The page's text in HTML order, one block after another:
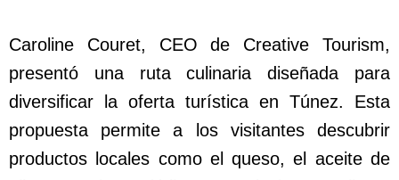
Caroline Couret, CEO de Creative Tourism,
presentó una ruta culinaria diseñada para
diversificar la oferta turística en Túnez. Esta
propuesta permite a los visitantes descubrir
productos locales como el queso, el aceite de